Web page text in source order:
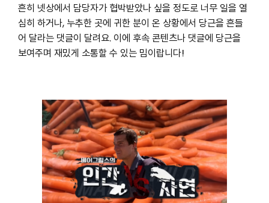
흔히 넷상에서 담당자가 협박받았나 싶을 정도로 너무 일을 열
심히 하거나, 누추한 곳에 귀한 분이 온 상황에서 당근을 흔들
어 달라는 댓글이 달려요. 이에 후속 콘텐츠나 댓글에 당근을
보여주며 재밌게 소통할 수 있는 밈이랍니다!